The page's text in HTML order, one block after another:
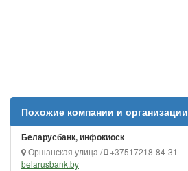
Похожие компании и организации
Беларусбанк, инфокиоск
Оршанская улица /
+37517218-84-31
belarusbank.by